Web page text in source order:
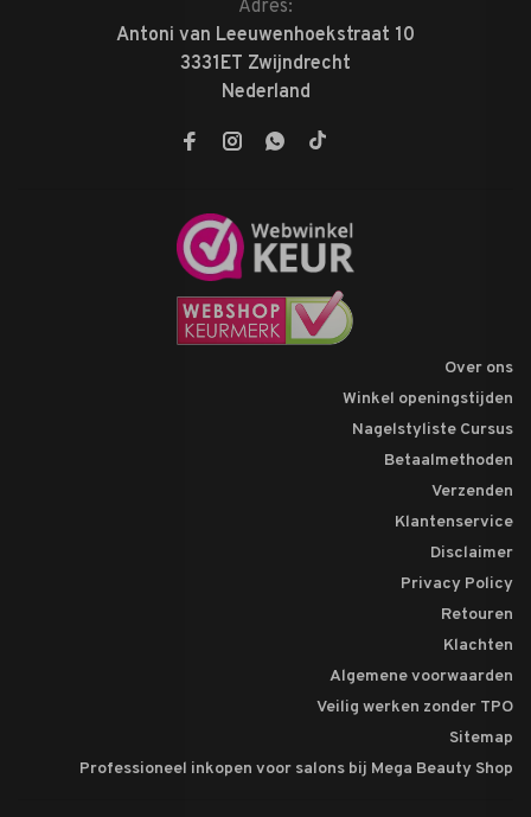
Adres:
Antoni van Leeuwenhoekstraat 10
3331ET Zwijndrecht
Nederland
Over ons
Winkel openingstijden
Nagelstyliste Cursus
Betaalmethoden
Verzenden
Klantenservice
Disclaimer
Privacy Policy
Retouren
Klachten
Algemene voorwaarden
Veilig werken zonder TPO
Sitemap
Professioneel inkopen voor salons bij Mega Beauty Shop